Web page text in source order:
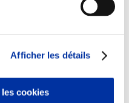
Afficher les détails
cookies